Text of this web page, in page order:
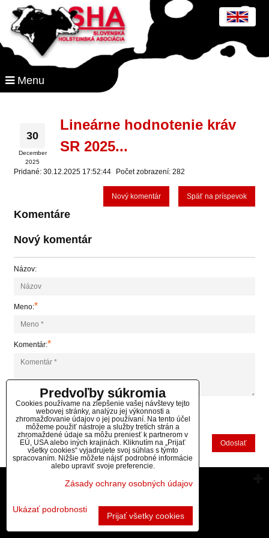
Menu
30
December
2025
Lineárne hodnotenie kráv
SR 2025...
Pridané: 30.12.2025 17:52:44 Počet zobrazení: 282
Späť na príspevok
Nový komentár
Komentáre
Nový komentár
Názov:
Meno:*
Komentár:*
*(Povinné)
Odoslať
Vytvorené pomocou: BiznisWeb.sk
Predvoľby súkromia
Cookies používame na zlepšenie vašej návštevy tejto
webovej stránky, analýzu jej výkonnosti a
zhromažďovanie údajov o jej používaní. Na tento účel
môžeme použiť nástroje a služby tretích strán a
zhromaždené údaje sa môžu preniesť k partnerom v
EÚ, USA alebo iných krajinách. Kliknutím na „Prijať
všetky cookies“ vyjadrujete svoj súhlas s týmto
spracovaním. Nižšie môžete nájsť podrobné informácie
alebo upraviť svoje preferencie.
Zásady ochrany osobných údajov
Ukázať podrobnosti
Prijať všetky cookies